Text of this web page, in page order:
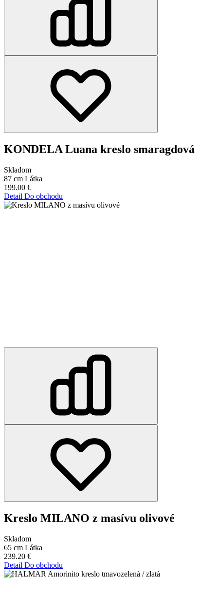
KONDELA Luana kreslo smaragdová
Skladom
87 cm Látka
199.00 €
Detail Do obchodu
Kreslo MILANO z masívu olivové
Skladom
65 cm Látka
239.20 €
Detail Do obchodu